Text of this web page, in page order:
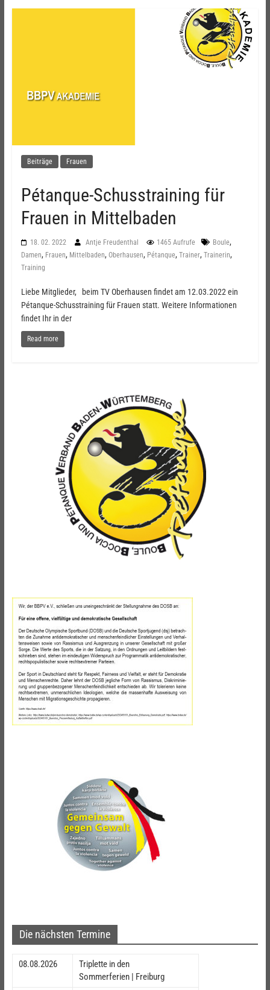
Beiträge Frauen
Pétanque-Schusstraining für
Frauen in Mittelbaden
18. 02. 2022 Antje Freudenthal 1465 Aufrufe Boule,
Damen, Frauen, Mittelbaden, Oberhausen, Pétanque, Trainer, Trainerin,
Training
Liebe Mitglieder, beim TV Oberhausen findet am 12.03.2022 ein
Pétanque-Schusstraining für Frauen statt. Weitere Informationen
findet Ihr in der
Read more
Die nächsten Termine
08.08.2026
Triplette in den
Sommerferien | Freiburg